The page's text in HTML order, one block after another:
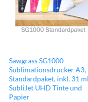
Sawgrass SG1000
Sublimationsdrucker A3,
Standardpaket, inkl. 31 ml
SubliJet UHD Tinte und
Papier